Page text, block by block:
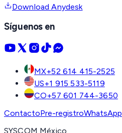
Download Anydesk
Síguenos en
MX+52 614 415-2525
US+1 915 533-5119
CO+57 601 744-3650
ContactoPre-registroWhatsApp
SYSCOM México